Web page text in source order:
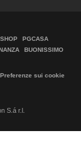
PGCASA
BUONISSIMO
Preferenze sui cookie
S.á r.l.